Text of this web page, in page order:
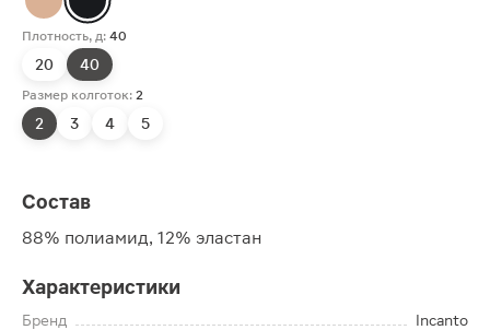
Плотность, д: 40
20 40
Размер колготок: 2
2 3 4 5
Состав
88% полиамид, 12% эластан
Характеристики
Бренд
Incanto